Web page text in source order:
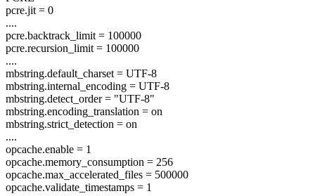
pcre.jit = 0
....
pcre.backtrack_limit = 100000
pcre.recursion_limit = 100000
....
mbstring.default_charset = UTF-8
mbstring.internal_encoding = UTF-8
mbstring.detect_order = "UTF-8"
mbstring.encoding_translation = on
mbstring.strict_detection = on
....
opcache.enable = 1
opcache.memory_consumption = 256
opcache.max_accelerated_files = 500000
opcache.validate_timestamps = 1